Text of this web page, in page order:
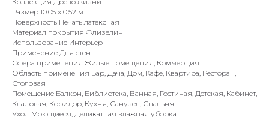
Размер 10.05 x 0.52 м
Поверхность Печать латексная
Материал покрытия Флизелин
Использование Интерьер
Применение Для стен
Сфера применения Жилые помещения, Коммерция
Область применения Бар, Дача, Дом, Кафе, Квартира, Ресторан,
Столовая
Помещение Балкон, Библиотека, Ванная, Гостиная, Детская, Кабинет,
Кладовая, Коридор, Кухня, Санузел, Спальня
Уход Моющиеся, Деликатная влажная уборка